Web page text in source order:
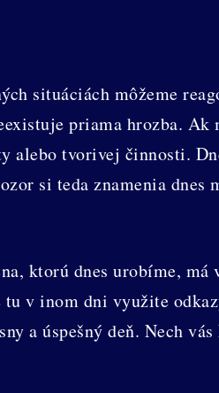
situáciách môžeme
priama hrozba. Ak
tvorivej činnosti.
si teda znamenia dnes
ktorú dnes urobíme, má
tu v inom dni využite
a úspešný deň. Nech